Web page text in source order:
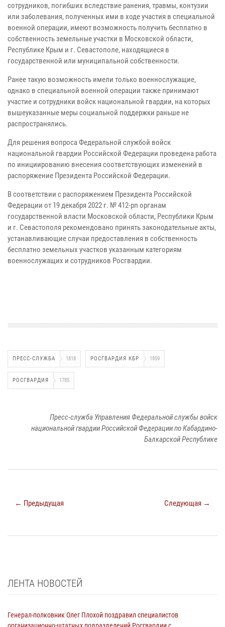
сотрудников, погибших вследствие ранения, травмы, контузии
или заболевания, полученных ими в ходе участия в специальной
военной операции, имеют возможность получить бесплатно в
собственность земельные участки в Московской области,
Республике Крым и г. Севастополе, находящиеся в
государственной или муниципальной собственности.
Ранее такую возможность имели только военнослужащие,
однако в специальной военной операции также принимают
участие и сотрудники войск национальной гвардии, на которых
вышеуказанные меры социальной поддержки раньше не
распространялись.
Для решения вопроса Федеральной службой войск
национальной гвардии Российской Федерации проведена работа
по инициированию внесения соответствующих изменений в
распоряжение Президента Российской Федерации.
В соответствии с распоряжением Президента Российской
Федерации от 19 декабря 2022 г. № 412-рп органам
государственной власти Московской области, Республики Крым
и г. Севастополя рекомендовано принять законодательные акты,
устанавливающие случаи предоставления в собственность
бесплатно земельных участков указанным категориям
военнослужащих и сотрудников Росгвардии.
ПРЕСС-СЛУЖБА 1818 РОСГВАРДИЯ КБР 1859
РОСГВАРДИЯ 1785
Пресс-служба Управления Федеральной службы войск
национальной гвардии Российской Федерации по Кабардино-
Балкарской Республике
← Предыдущая Следующая →
ЛЕНТА НОВОСТЕЙ
Генерал-полковник Олег Плохой поздравил специалистов
организационно-штатных подразделений Росгвардии с